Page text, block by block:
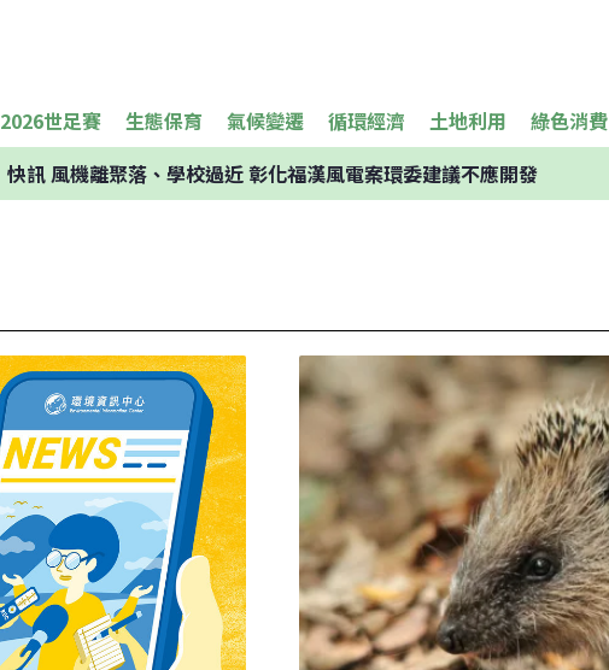
2026世足賽 生態保育 氣候變遷 循環經濟 土地利用 綠色消費
快訊風機離聚落、學校過近 彰化福漢風電案環委建議不應開發